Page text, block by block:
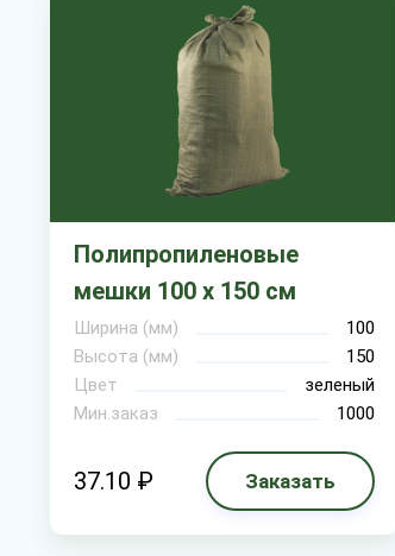
Полипропиленовые
мешки 100 х 150 см
Ширина (мм)
100
Высота (мм)
150
Цвет
зеленый
Мин.заказ
1000
37.10 ₽ Заказать